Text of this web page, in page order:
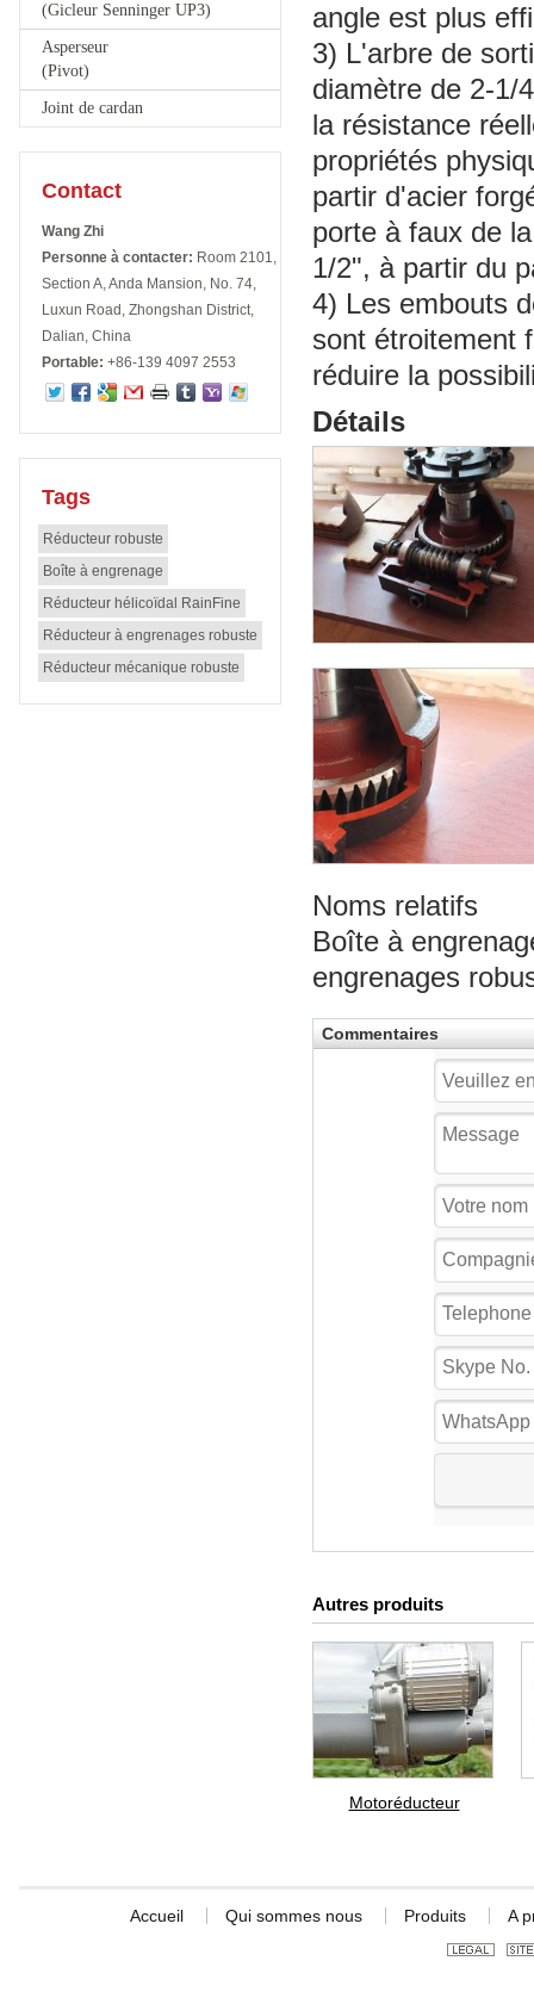
(Gicleur Senninger UP3)
Asperseur
(Pivot)
Joint de cardan
Contact
Wang Zhi
Personne à contacter: Room 2101,
Section A, Anda Mansion, No. 74,
Luxun Road, Zhongshan District,
Dalian, China
Portable: +86-139 4097 2553
Tags
Réducteur robuste
Boîte à engrenage
Réducteur hélicoïdal RainFine
Réducteur à engrenages robuste
Réducteur mécanique robuste
angle est plus
3) L'arbre de
diamètre de 2-1/
la résistance
propriétés
partir d'acier
porte à faux de
1/2", à partir du
4) Les embouts
sont étroitement
réduire la
Détails
Noms relatifs
Boîte à
engrenages
Commentaires
Autres produits
Motoréducteur
Accueil Qui sommes nous Produits A